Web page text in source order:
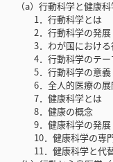
（a）行動科学と健康
1．行動科学とは
2．行動科学の発展
3．わが国における
4．行動科学のテー
5．行動科学の意義
6．全人的医療の展
7．健康科学とは
8．健康の概念
9．健康科学の発展
10．健康科学の専門
11．健康科学と代